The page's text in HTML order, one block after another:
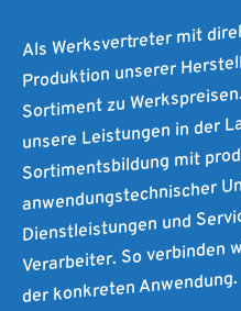
Als Werksvertreter mit
Produktion unserer
Sortiment zu
unsere Leistungen in der
Sortimentsbildung mit
anwendungstechnischer
Dienstleistungen und
Verarbeiter. So
der konkreten Anwendung.